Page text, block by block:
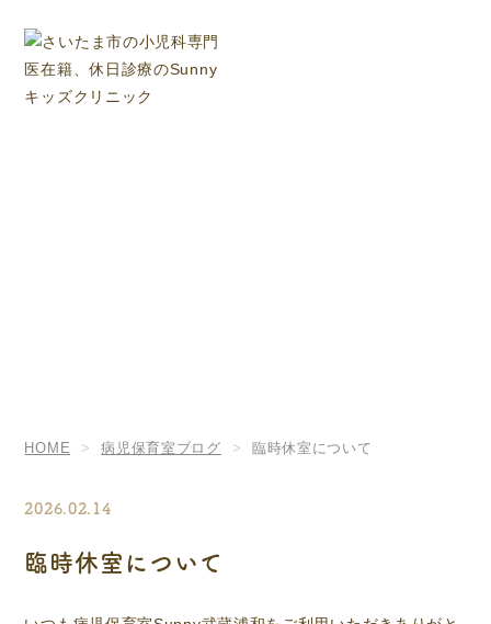
HOME 病児保育室ブログ 臨時休室について
2026.02.14
臨時休室について